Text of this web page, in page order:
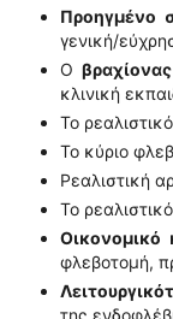
Προηγμένο
γενική/
Ο
κλινική
Το
Το κύριο
Ρεαλιστική
Το
Οικονομικό
φλεβοτομή,
της